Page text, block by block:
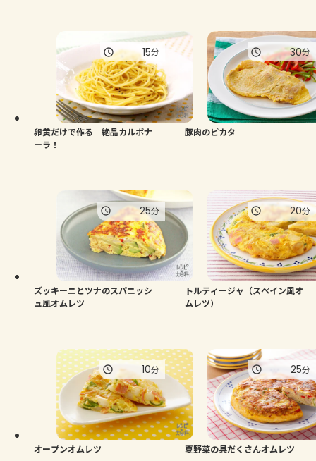
卵黄だけで作る 絶品カルボナ
ーラ！
15分
豚肉のピカタ
30分
ズッキーニとツナのスパニッシ
ュ風オムレツ
25分
トルティージャ（スペイン風オ
ムレツ）
20分
オープンオムレツ
10分
夏野菜の具だくさんオムレツ
25分